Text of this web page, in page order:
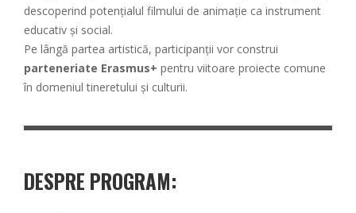
descoperind potențialul filmului de animație ca instrument
educativ și social.
Pe lângă partea artistică, participanții vor construi
parteneriate Erasmus+ pentru viitoare proiecte comune
în domeniul tineretului și culturii.
DESPRE PROGRAM: